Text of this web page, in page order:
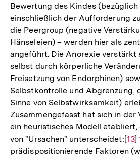
Bewertung des Kindes (bezüglich
einschließlich der Aufforderung
die Peergroup (negative
Hänseleien) – werden hier als
angeführt. Die Anorexie verstärkt
selbst durch körperliche
Freisetzung von Endorphinen)
Selbstkontrolle und Abgrenzung,
Sinne von Selbstwirksamkeit)
Zusammengefasst hat sich in der
ein heuristisches Modell etabliert,
von "Ursachen" unterscheidet:Zur
[13]
prädispositionierende Faktoren